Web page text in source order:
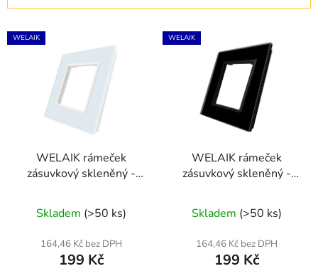
p
V
ý
WELAIK
WELAIK rámeček
zásuvkový skleněný -
Skladem (>50 ks)
164,46 Kč bez DPH
199 Kč
WELAIK
WELAIK rámeček
zásuvkový skleněný -
Skladem (>50 ks)
164,46 Kč bez DPH
199 Kč